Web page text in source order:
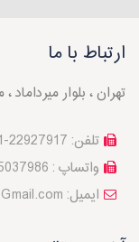
ارتباط با ما
تهران ، بلوار میرداماد ،
تلفن: 22927917-021
واتساپ : 5037986-0990
a2zelearn [at] Gmail.com :ایمیل